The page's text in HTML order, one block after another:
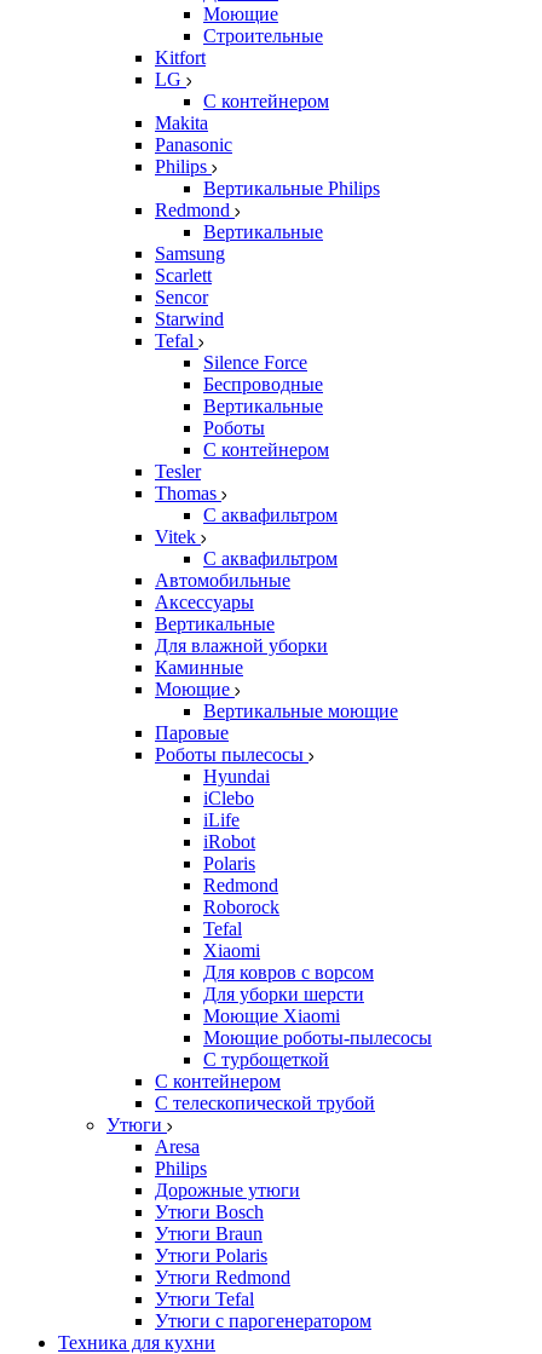
Моющие
Строительные
Kitfort
LG
С контейнером
Makita
Panasonic
Philips
Вертикальные Philips
Redmond
Вертикальные
Samsung
Scarlett
Sencor
Starwind
Tefal
Silence Force
Беспроводные
Вертикальные
Роботы
С контейнером
Tesler
Thomas
С аквафильтром
Vitek
С аквафильтром
Автомобильные
Аксессуары
Вертикальные
Для влажной уборки
Каминные
Моющие
Вертикальные моющие
Паровые
Роботы пылесосы
Hyundai
iClebo
iLife
iRobot
Polaris
Redmond
Roborock
Tefal
Xiaomi
Для ковров с ворсом
Для уборки шерсти
Моющие Xiaomi
Моющие роботы-пылесосы
С турбощеткой
С контейнером
С телескопической трубой
Утюги
Aresa
Philips
Дорожные утюги
Утюги Bosch
Утюги Braun
Утюги Polaris
Утюги Redmond
Утюги Tefal
Утюги с парогенератором
Техника для кухни